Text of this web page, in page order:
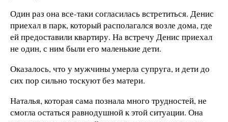
Один раз она все-таки согласилась встретиться. Денис
приехал в парк, который располагался возле дома, где
ей предоставили квартиру. На встречу Денис приехал
не один, с ним были его маленькие дети.
Оказалось, что у мужчины умерла супруга, и дети до
сих пор сильно тоскуют без матери.
Наталья, которая сама познала много трудностей, не
смогла остаться равнодушной к этой ситуации. Она